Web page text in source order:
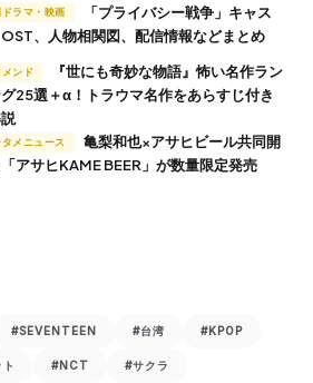
ドラマ・映画
OST、人物相関図、配信情報などまとめ
メンド
25選＋α！トラウマ名作をあらすじ付き
タメニュース
アサヒKAME BEER」が数量限定発売
#SEVENTEEN #台湾 #KPOP
#NCT #サクラ